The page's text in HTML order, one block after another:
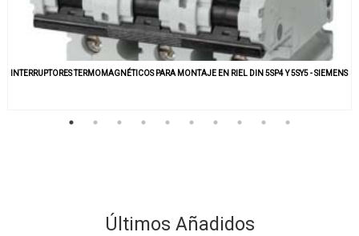
INTERRUPTORES TERMOMAGNÉTICOS PARA MONTAJE EN RIEL DIN 5SP4 Y 5SY5 - SIEMENS
Últimos Añadidos